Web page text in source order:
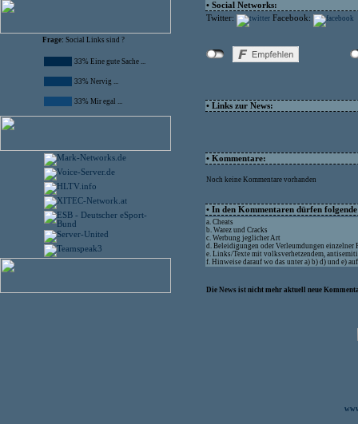
Frage: Social Links sind ?
33% Eine gute Sache ...
33% Nervig ...
33% Mir egal ...
• Social Networks:
Twitter:
Facebook:
• Links zur News:
• Kommentare:
Noch keine Kommentare vorhanden
• In den Kommentaren dürfen
a. Cheats
b. Warez und Cracks
c. Werbung jeglicher Art
d. Beleidigungen oder Verleumdungen einzelner
e. Links/Texte mit volksverhetzendem,
f. Hinweise darauf wo das unter a) b) d) und e)
Die News ist nicht mehr aktuell neue